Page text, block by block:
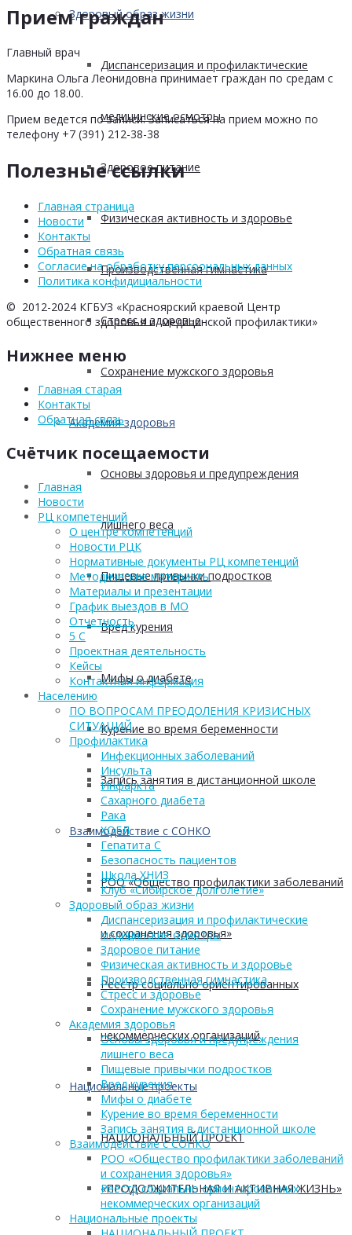
Здоровый образ жизни
Диспансеризация и профилактические
медицинские осмотры
Здоровое питание
Физическая активность и здоровье
Производственная гимнастика
Стресс и здоровье
Сохранение мужского здоровья
Академия здоровья
Основы здоровья и предупреждения
лишнего веса
Пищевые привычки подростков
Вред курения
Мифы о диабете
Курение во время беременности
Запись занятия в дистанционной школе
Взаимодействие с СОНКО
РОО «Общество профилактики заболеваний
и сохранения здоровья»
Реестр социально ориентированных
некоммерческих организаций
Национальные проекты
НАЦИОНАЛЬНЫЙ ПРОЕКТ
«ПРОДОЛЖИТЕЛЬНАЯ И АКТИВНАЯ ЖИЗНЬ»
Прием граждан
Главный врач
Маркина Ольга Леонидовна принимает граждан по средам с
16.00 до 18.00.
Прием ведется по записи. Записаться на прием можно по
телефону +7 (391) 212-38-38
Полезные ссылки
Главная страница
Новости
Контакты
Обратная связь
Согласие на обработку персоональных данных
Политика конфидициальности
© 2012-2024 КГБУЗ «Красноярский краевой Центр
общественного здоровья и медицинской профилактики»
Нижнее меню
Главная старая
Контакты
Обратная связь
Счётчик посещаемости
Главная
Новости
РЦ компетенций
О центре компетенций
Новости РЦК
Нормативные документы РЦ компетенций
Методические материалы
Материалы и презентации
График выездов в МО
Отчетность
5 С
Проектная деятельность
Кейсы
Контактная информация
Населению
ПО ВОПРОСАМ ПРЕОДОЛЕНИЯ КРИЗИСНЫХ
СИТУАЦИЙ
Профилактика
Инфекционных заболеваний
Инсульта
Инфаркта
Сахарного диабета
Рака
ХОБЛ
Гепатита С
Безопасность пациентов
Школа ХНИЗ
Клуб «Сибирское долголетие»
Здоровый образ жизни
Диспансеризация и профилактические
медицинские осмотры
Здоровое питание
Физическая активность и здоровье
Производственная гимнастика
Стресс и здоровье
Сохранение мужского здоровья
Академия здоровья
Основы здоровья и предупреждения
лишнего веса
Пищевые привычки подростков
Вред курения
Мифы о диабете
Курение во время беременности
Запись занятия в дистанционной школе
Взаимодействие с СОНКО
РОО «Общество профилактики заболеваний
и сохранения здоровья»
Реестр социально ориентированных
некоммерческих организаций
Национальные проекты